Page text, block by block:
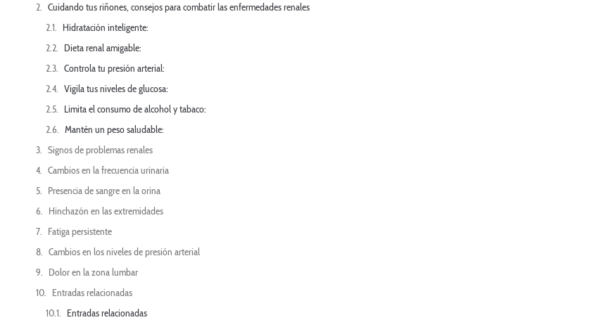
Cuidando tus riñones, consejos para combatir las enfermedades renales
Hidratación inteligente:
Dieta renal amigable:
Controla tu presión arterial:
Vigila tus niveles de glucosa:
Limita el consumo de alcohol y tabaco:
Mantén un peso saludable:
Signos de problemas renales
Cambios en la frecuencia urinaria
Presencia de sangre en la orina
Hinchazón en las extremidades
Fatiga persistente
Cambios en los niveles de presión arterial
Dolor en la zona lumbar
Entradas relacionadas
Entradas relacionadas